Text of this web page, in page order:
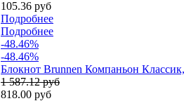
105.36 руб
Подробнее
Подробнее
-48.46%
-48.46%
Блокнот Brunnen Компаньон
1 587.12 руб
818.00 руб